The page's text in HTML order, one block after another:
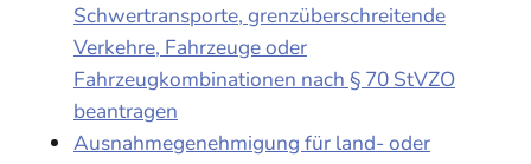
Schwertransporte, grenzüberschreitende
Verkehre, Fahrzeuge oder
Fahrzeugkombinationen nach § 70 StVZO
beantragen
Ausnahmegenehmigung für land- oder